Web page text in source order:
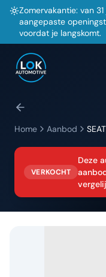
Zomervakantie: van
aangepaste
voordat je langskomt.
Home Aanbod SEAT
VERKOCHT
Deze